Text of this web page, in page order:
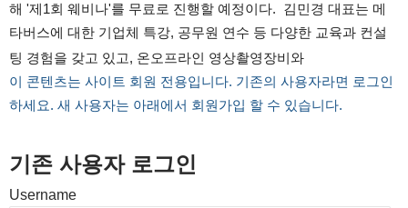
해 '제1회 웨비나'를 무료로 진행할 예정이다. 김민경 대표는 메
타버스에 대한 기업체 특강, 공무원 연수 등 다양한 교육과 컨설
팅 경험을 갖고 있고, 온오프라인 영상촬영장비와
이 콘텐츠는 사이트 회원 전용입니다. 기존의 사용자라면 로그인
하세요. 새 사용자는 아래에서 회원가입 할 수 있습니다.
기존 사용자 로그인
Username